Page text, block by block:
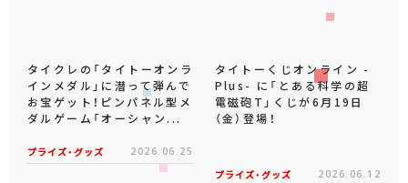
タイクレの「タイトーオンラ
インメダル」に潜って弾んで
お宝ゲット！ピンパネル型メ
ダルゲーム「オーシャン...
プライズ・グッズ 2026.06.25
タイトーくじオンライン -
Plus- に「とある科学の超
電磁砲T」くじが6月19日
（金）登場！
プライズ・グッズ 2026.06.12